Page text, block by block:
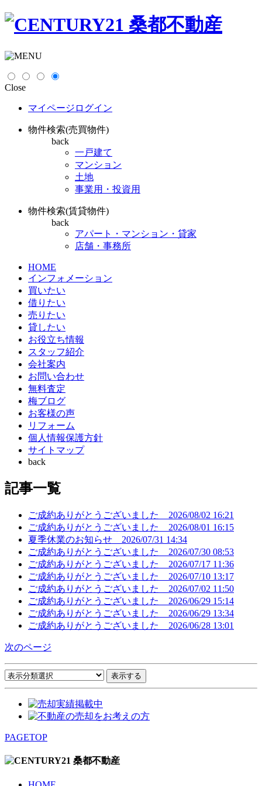
Close
マイページログイン
物件検索(売買物件)
back
一戸建て
マンション
土地
事業用・投資用
物件検索(賃貸物件)
back
アパート・マンション・貸家
店舗・事務所
HOME
インフォメーション
買いたい
借りたい
売りたい
貸したい
お役立ち情報
スタッフ紹介
会社案内
お問い合わせ
無料査定
梅ブログ
お客様の声
リフォーム
個人情報保護方針
サイトマップ
back
記事一覧
ご成約ありがとうございました 2026/08/02 16:21
ご成約ありがとうございました 2026/08/01 16:15
夏季休業のお知らせ 2026/07/31 14:34
ご成約ありがとうございました 2026/07/30 08:53
ご成約ありがとうございました 2026/07/17 11:36
ご成約ありがとうございました 2026/07/10 13:17
ご成約ありがとうございました 2026/07/02 11:50
ご成約ありがとうございました 2026/06/29 15:14
ご成約ありがとうございました 2026/06/29 13:34
ご成約ありがとうございました 2026/06/28 13:01
次のページ
PAGETOP